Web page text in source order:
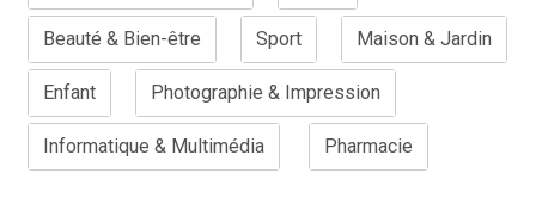
Beauté & Bien-être Sport Maison & Jardin
Enfant Photographie & Impression
Informatique & Multimédia Pharmacie